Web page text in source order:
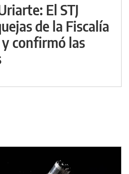
El STJ
de la Fiscalía
confirmó las